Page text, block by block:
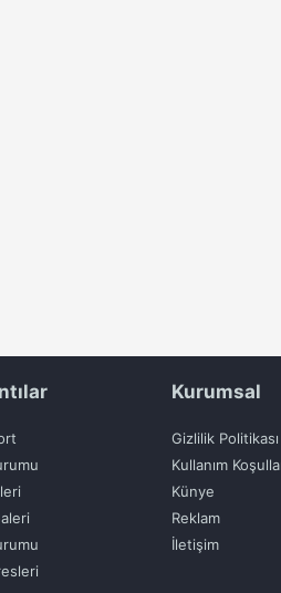
Kurumsal
Gizlilik Politikası
Kullanım
Künye
Reklam
İletişim